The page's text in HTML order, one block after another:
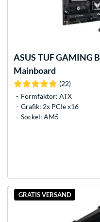
ASUS TUF GAMING
Mainboard
(22)
Formfaktor: ATX
Grafik: 2x PCIe x16
Sockel: AM5
GRATIS VERSAND